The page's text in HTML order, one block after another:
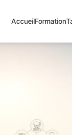
AccueilFormation